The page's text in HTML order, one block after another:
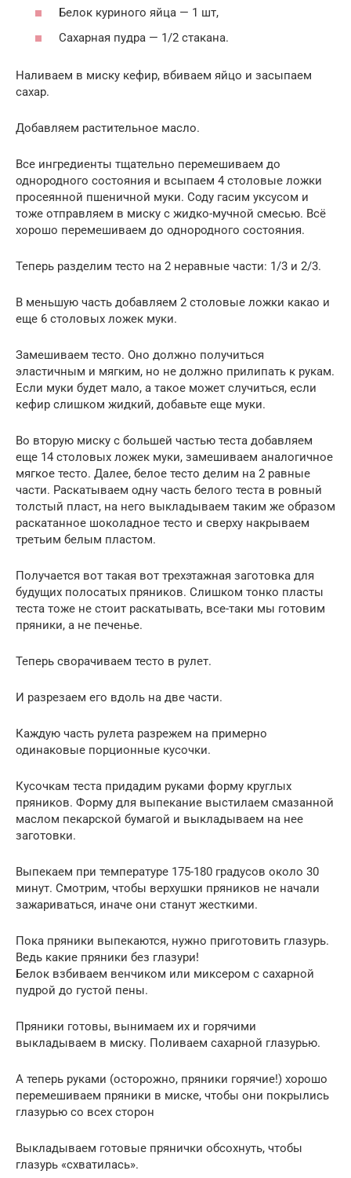
Белок куриного яйца — 1 шт,
Сахарная пудра — 1/2 стакана.
Наливаем в миску кефир, вбиваем яйцо и засыпаем
сахар.
Добавляем растительное масло.
Все ингредиенты тщательно перемешиваем до
однородного состояния и всыпаем 4 столовые ложки
просеянной пшеничной муки. Соду гасим уксусом и
тоже отправляем в миску с жидко-мучной смесью. Всё
хорошо перемешиваем до однородного состояния.
Теперь разделим тесто на 2 неравные части: 1/3 и 2/3.
В меньшую часть добавляем 2 столовые ложки какао и
еще 6 столовых ложек муки.
Замешиваем тесто. Оно должно получиться
эластичным и мягким, но не должно прилипать к рукам.
Если муки будет мало, а такое может случиться, если
кефир слишком жидкий, добавьте еще муки.
Во вторую миску с большей частью теста добавляем
еще 14 столовых ложек муки, замешиваем аналогичное
мягкое тесто. Далее, белое тесто делим на 2 равные
части. Раскатываем одну часть белого теста в ровный
толстый пласт, на него выкладываем таким же образом
раскатанное шоколадное тесто и сверху накрываем
третьим белым пластом.
Получается вот такая вот трехэтажная заготовка для
будущих полосатых пряников. Слишком тонко пласты
теста тоже не стоит раскатывать, все-таки мы готовим
пряники, а не печенье.
Теперь сворачиваем тесто в рулет.
И разрезаем его вдоль на две части.
Каждую часть рулета разрежем на примерно
одинаковые порционные кусочки.
Кусочкам теста придадим руками форму круглых
пряников. Форму для выпекание выстилаем смазанной
маслом пекарской бумагой и выкладываем на нее
заготовки.
Выпекаем при температуре 175-180 градусов около 30
минут. Смотрим, чтобы верхушки пряников не начали
зажариваться, иначе они станут жесткими.
Пока пряники выпекаются, нужно приготовить глазурь.
Ведь какие пряники без глазури!
Белок взбиваем венчиком или миксером с сахарной
пудрой до густой пены.
Пряники готовы, вынимаем их и горячими
выкладываем в миску. Поливаем сахарной глазурью.
А теперь руками (осторожно, пряники горячие!) хорошо
перемешиваем пряники в миске, чтобы они покрылись
глазурью со всех сторон
Выкладываем готовые прянички обсохнуть, чтобы
глазурь «схватилась».